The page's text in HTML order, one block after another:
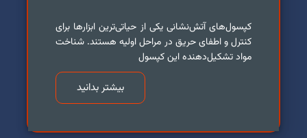
مواد تشکیل دهنده کپسول آتش نشانی
کپسول‌های آتش‌نشانی یکی از حیاتی‌ترین ابزارها برای